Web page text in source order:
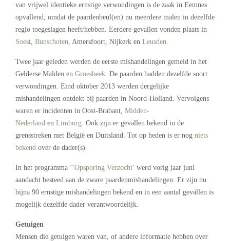
van vrijwel identieke ernstige verwondingen is de zaak in Eemnes
opvallend, omdat de paardenbeul(en) nu meerdere malen in dezelfde
regio toegeslagen heeft/hebben. Eerdere gevallen vonden plaats in
Soest Bunschoten , Amersfoort, Nijkerk en Leusden
Twee jaar geleden werden de eerste mishandelingen gemeld in het
Gelderse Malden en Groesbeek . De paarden hadden dezelfde soort
verwondingen. Eind oktober 2013 werden dergelijke
mishandelingen ontdekt bij paarden in Noord-Holland. Vervolgens
waren er incidenten in Oost-Brabant, Midden-
Nederland en Limburg . Ook zijn er gevallen bekend in de
grensstreken met België en Duitsland. Tot op heden is er nog niets
bekend over de dader(s).
In het programma ‘‘Opsporing Verzocht’ werd vorig jaar juni
aandacht besteed aan de zware paardenmishandelingen. Er zijn nu
bijna 90 ernstige mishandelingen bekend en in een aantal gevallen is
mogelijk dezelfde dader verantwoordelijk.
Getuigen
Mensen die getuigen waren van, of andere informatie hebben over